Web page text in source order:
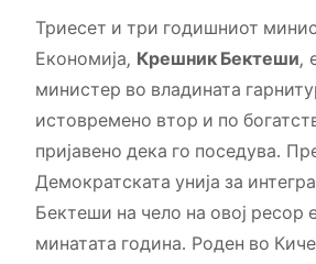
Триесет и три годишниот
Економија, Крешник Бектеши,
министер во владината
истовремено втор и по
пријавено дека го поседува.
Демократската унија за
Бектеши на чело на овој ресор
минатата година. Роден во